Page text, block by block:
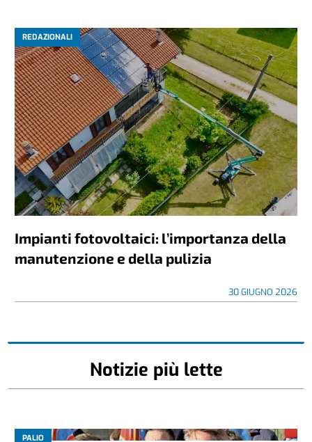
REDAZIONALI
Impianti fotovoltaici: l’importanza della
manutenzione e della pulizia
30 GIUGNO 2026
Notizie più lette
PALIO